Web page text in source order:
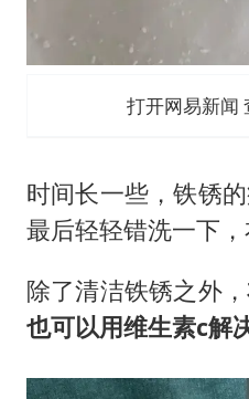
打开网易新闻
时间长一些，铁锈
最后轻轻错洗一下，
除了清洁铁锈之外，
也可以用维生素c解决